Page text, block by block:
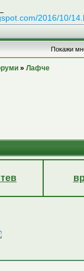
2016/10/
Покажи
» Лафче